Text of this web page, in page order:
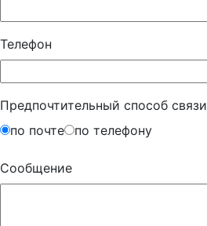
Телефон
Предпочтительный способ связи
по почте
по телефону
Сообщение